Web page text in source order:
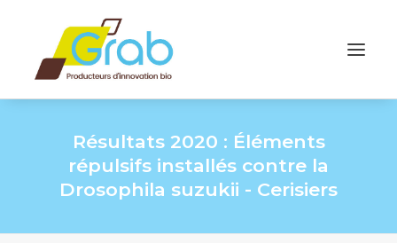
Résultats 2020 : Éléments
répulsifs installés contre la
Drosophila suzukii - Cerisiers